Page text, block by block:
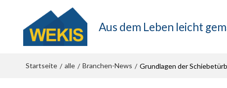
Aus dem Leben leicht
Startseite / alle / Branchen-News / Grundlagen der